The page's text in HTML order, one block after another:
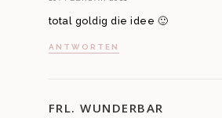
total goldig die idee 🙂
ANTWORTEN
FRL. WUNDERBAR